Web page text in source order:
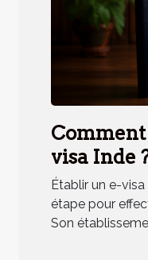
visa Inde
Établir un e-
étape pour
Son